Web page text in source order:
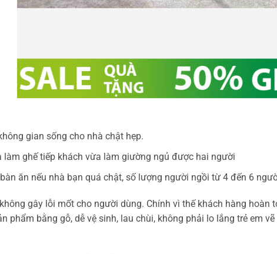
gian sống cho nhà chật hẹp.
làm ghế tiếp khách vừa làm giường ngủ được hai người
ăn nếu nhà bạn quá chật, số lượng người ngồi từ 4 đến 6
gây lỗi mốt cho người dùng. Chính vì thế khách hàng hoàn
phẩm bằng gỗ, dễ vệ sinh, lau chùi, không phải lo lắng trẻ em